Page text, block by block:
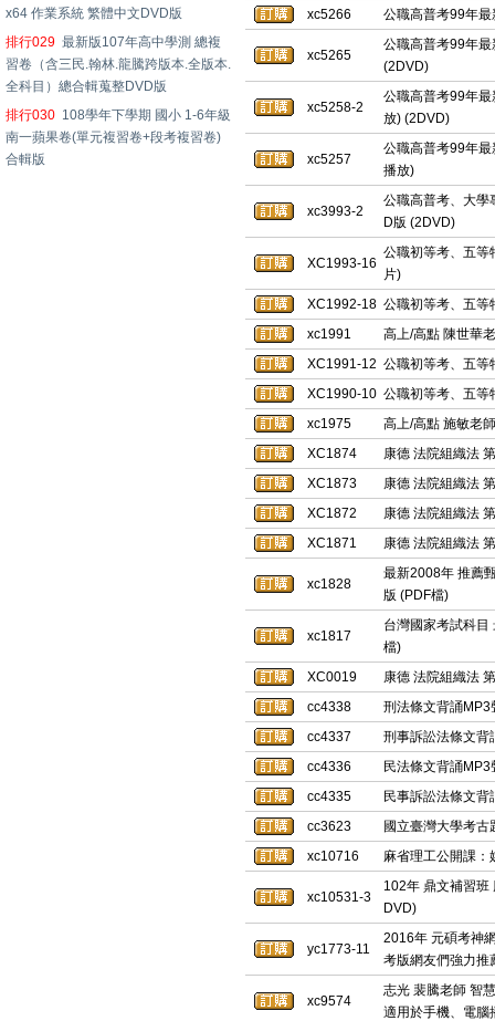
x64 作業系統 繁體中文DVD版
排行029 最新版107年高中學測 總複
習卷（含三民.翰林.龍騰跨版本.全版本.
全科目）總合輯蒐整DVD版
排行030 108學年下學期 國小 1-6年級
南一蘋果卷(單元複習卷+段考複習卷)
合輯版
xc5266
公職高普考99年
xc5265
公職高普考99年
(2DVD)
xc5258-2
公職高普考99年
放) (2DVD)
xc5257
公職高普考99年
播放)
xc3993-2
公職高普考、大學
D版 (2DVD)
XC1993-16
公職初等考、五等
片)
XC1992-18 公職初等考、五等
xc1991
高上/高點 陳世華
XC1991-12 公職初等考、五等
XC1990-10 公職初等考、五等
xc1975
高上/高點 施敏老
XC1874
康德 法院組織法
XC1873
康德 法院組織法
XC1872
康德 法院組織法
XC1871
康德 法院組織法
xc1828
最新2008年 推薦
版 (PDF檔)
xc1817
台灣國家考試科目
檔)
XC0019
康德 法院組織法
cc4338
刑法條文背誦
cc4337
刑事訴訟法條文背
cc4336
民法條文背誦
cc4335
民事訴訟法條文
cc3623
國立臺灣大學考
xc10716
麻省理工公開課：
xc10531-3
102年 鼎文補習班
DVD)
yc1773-11
2016年 元碩考神
考版網友們強力推
xc9574
志光 裴騰老師 智
適用於手機、電腦